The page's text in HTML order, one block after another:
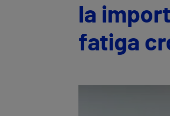
la
fatiga